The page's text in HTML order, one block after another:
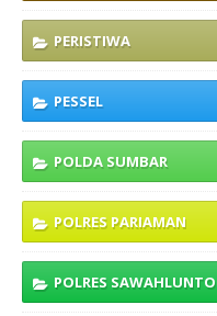
PERISTIWA
PESSEL
POLDA SUMBAR
POLRES PARIAMAN
POLRES SAWAHLUNTO